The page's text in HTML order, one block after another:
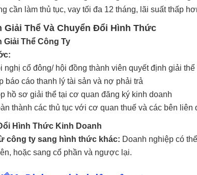
cần làm thủ tục, vay tối đa 12 tháng, lãi suất thấp
Giải Thể Và Chuyển Đổi Hình Thức
Giải Thể Công Ty
nghị cổ đông/ hội đồng thành viên quyết định giải thể
báo cáo thanh lý tài sản và nợ phải trả
hồ sơ giải thể tại cơ quan đăng ký kinh doanh
thành các thủ tục với cơ quan thuế và các bên liên
Hình Thức Kinh Doanh
công ty sang hình thức khác: Doanh nghiệp có
hoặc sang cổ phần và ngược lại.